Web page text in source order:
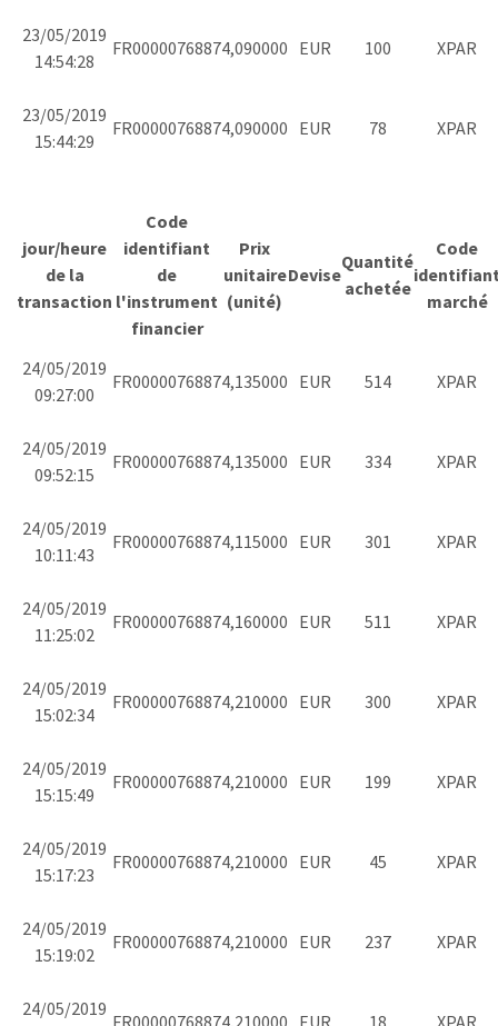
23/05/2019
14:54:28
FR00000768874,090000 EUR 100 XPAR
23/05/2019
15:44:29
FR00000768874,090000 EUR 78 XPAR
jour/heure
de la
transaction
Code
identifiant
de
l'instrument
financier
Prix
unitaire
(unité)
Devise
Quantité
achetée
Code
marché
24/05/2019
09:27:00
FR00000768874,135000 EUR 514 XPAR
24/05/2019
09:52:15
FR00000768874,135000 EUR 334 XPAR
24/05/2019
10:11:43
FR00000768874,115000 EUR 301 XPAR
24/05/2019
11:25:02
FR00000768874,160000 EUR 511 XPAR
24/05/2019
15:02:34
FR00000768874,210000 EUR 300 XPAR
24/05/2019
15:15:49
FR00000768874,210000 EUR 199 XPAR
24/05/2019
15:17:23
FR00000768874,210000 EUR 45 XPAR
24/05/2019
15:19:02
FR00000768874,210000 EUR 237 XPAR
24/05/2019
FR00000768874,210000 EUR 18 XPAR